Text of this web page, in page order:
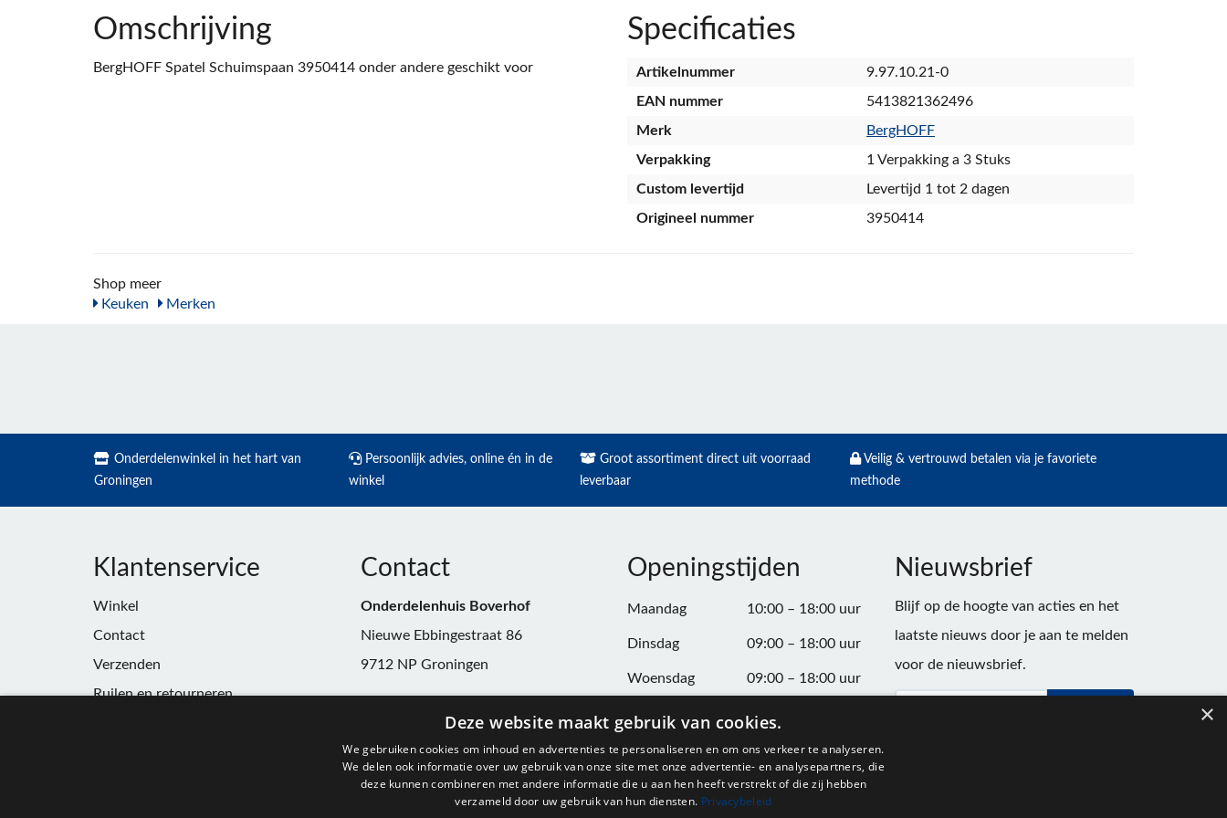
Omschrijving
BergHOFF Spatel Schuimspaan 3950414 onder andere geschikt voor
Specificaties
Artikelnummer
9.97.10.21-0
EAN nummer
5413821362496
Merk
BergHOFF
Verpakking
1 Verpakking a 3 Stuks
Custom levertijd
Levertijd 1 tot 2 dagen
Origineel nummer
3950414
Shop meer
Keuken
Merken
Onderdelenwinkel in het hart van
Groningen
Persoonlijk advies, online én in de
winkel
Groot assortiment direct uit voorraad
leverbaar
Veilig & vertrouwd betalen via je favoriete
methode
Klantenservice
Winkel
Contact
Verzenden
Ruilen en retourneren
Contact
Onderdelenhuis Boverhof
Nieuwe Ebbingestraat 86
9712 NP Groningen
winkel@onderdelenhuisgroningen.nl
91037743
Openingstijden
Maandag 10:00 – 18:00 uur
Dinsdag 09:00 – 18:00 uur
Woensdag 09:00 – 18:00 uur
Donderdag 09:00 – 20:00 uur
Vrijdag 09:00 – 18:00 uur
Zaterdag 09:00 – 17:00 uur
Nieuwsbrief
Blijf op de hoogte van acties en het
laatste nieuws door je aan te melden
voor de nieuwsbrief.
×
Deze website maakt gebruik van cookies.
We gebruiken cookies om inhoud en advertenties te personaliseren en om ons verkeer te analyseren.
We delen ook informatie over uw gebruik van onze site met onze advertentie- en analysepartners, die
deze kunnen combineren met andere informatie die u aan hen heeft verstrekt of die zij hebben
verzameld door uw gebruik van hun diensten. Privacybeleid